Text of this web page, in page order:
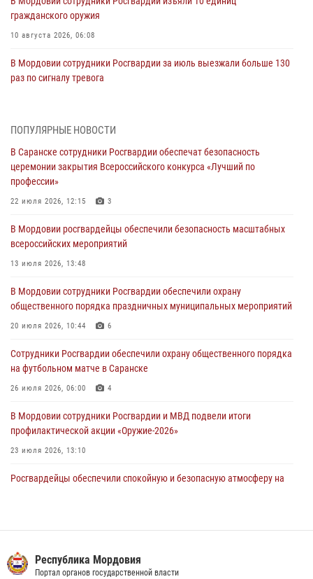
гражданского оружия
10 августа 2026, 06:08
В Мордовии сотрудники Росгвардии за июль выезжали больше 130
раз по сигналу тревога
Спортивные достижения личного состава Управления Росгвардии
08 августа 2026, 06:15
Итоги работы подразделений лицензионно-разрешительной работы
Росгвардии за июль
Сотрудники Росгвардии задержали жителя региона за нанесение
телесных повреждений соседу
Команда Управления Росгвардии по Республике Мордовия приняла
участие в чемпионате Приволжского округа по мини-футболу
ПОПУЛЯРНЫЕ НОВОСТИ
В Саранске сотрудники Росгвардии обеспечат безопасность
церемонии закрытия Всероссийского конкурса «Лучший по
профессии»
22 июля 2026, 12:15 3
В Мордовии росгвардейцы обеспечили безопасность масштабных
всероссийских мероприятий
13 июля 2026, 13:48
В Мордовии сотрудники Росгвардии обеспечили охрану
общественного порядка праздничных муниципальных мероприятий
20 июля 2026, 10:44 6
Сотрудники Росгвардии обеспечили охрану общественного порядка
на футбольном матче в Саранске
26 июля 2026, 06:00 4
В Мордовии сотрудники Росгвардии и МВД подвели итоги
профилактической акции «Оружие‑2026»
23 июля 2026, 13:10
Росгвардейцы обеспечили спокойную и безопасную атмосферу на
обеспечили безопасность на футбольных мероприятиях: от
регионального турнира до Суперкубка России
Республика Мордовия
Портал органов государственной власти